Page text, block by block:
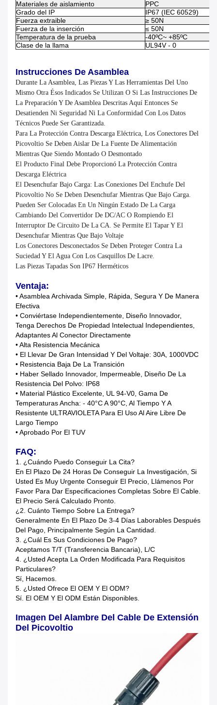
Materiales de aislamiento
PPC
Grado del IP
IP67 (IEC 60529)
Fuerza extraible
≥ 50N
Fuerza de la inserción
≤ 50N
Temperatura de la prueba
-40ºC~ +85ºC
Clase de la llama
UL94V - 0
Instrucciones De Asamblea
Durante La Asamblea, Las Piezas Y Las Herramientas Del Uno
Mismo Otra Ésos Indicados Se Utilizan O Si Las Instrucciones De
La Preparación Y De Asamblea Descritas Aquí Entonces Se
Desatienden Ni Seguridad Ni La Conformidad Con Los Datos
Técnicos Puede Ser Garantizada.
Para La Protección Contra Descarga Eléctrica, Los Conectores Del
Picovoltio Se Deben Aislar De La Fuente De Alimentación
Mientras Que Siendo Montado O Desmontado
El Producto Final Debe Proporcionó La Protección Contra
Descarga Eléctrica
El Desenchufar Bajo Carga: Las Conexiones Del Enchufe Del
Picovoltio No Se Deben Desenchufar Mientras Que Bajo Carga.
Pueden Ser Colocadas En Un Ningún Estado De La Carga
Cambiando Del Convertidor De DC/AC O Rompiendo El
Interruptor De Circuito De La CA. Se Permite El Tapar Y El
Desenchufar Mientras Que Bajo Voltaje
Los Conectores Desconectados Se Deben Proteger Contra La
Suciedad Y El Agua Con Los Casquillos De Lacre.
Las Piezas Tapadas Son IP67 Herméticos
Ventaja:
• Asamblea Archivada Simple, Rápida, Segura Y De Manera
Efectiva
• Conviértase Independientemente, Diseño Innovador,
Tenga Derechos De Propiedad Intelectual Independientes,
Adaptantes Al Conector Directamente
• Alta Resistencia Mecánica
• El Llevar De Gran Intensidad Y Del Voltaje: 30A, 1000VDC
• Resistencia Baja De La Transición
• Haber Sellado Innovador, Impermeable, Diseño De La
Resistencia Del Polvo: IP68
• Material Plástico Excelente, UL 94-V0, Gama De
Temperaturas Ancha: - 40°c A 90°c, Al Tiempo Y A
Resistente ULTRAVIOLETA Para El Uso Al Aire Libre De
Largo Tiempo
• Aprobado Por El TUV
FAQ:
1. ¿Cuándo Puedo Conseguir La Cita?
En El Plazo De 24 Horas De Conseguir La Investigación, Si
Usted Es Muy Urgente Conseguir El Precio, Llámenos Por
Favor Para Dar Especificaciones Completas Sobre El Cable.
El Precio Será Calculado Pronto.
¿2. Cuánto Tiempo Sobre La Entrega?
Generalmente En El Plazo De 3-4 Días Laborables Después
Del Pago, Principalmente Según La Cantidad.
3. ¿Cuál Es Sus Condiciones De Pago?
Aceptamos T/T (transferencia Bancaria), L/C
4. ¿Usted Acepta La Orden Modificada Para Requisitos
Particulares?
Sí, Hacemos.
5. ¿Usted Ofrece El OEM Y El ODM?
Sí. El OEM Y El ODM Están Disponibles.
Imagen Del Alambre Del Cable De Extensión
Del Picovoltio